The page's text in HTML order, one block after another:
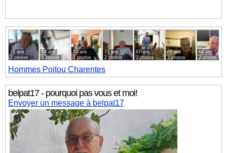
72 ans
3 photos
54 ans
1 photos
73 ans
1 photos
71 ans
2 photos
67 ans
2 photos
65 ans
2 photos
64 ans
2 photos
Hommes Poitou Charentes
belpat17 - pourquoi pas vous et moi!
Envoyer un message à belpat17